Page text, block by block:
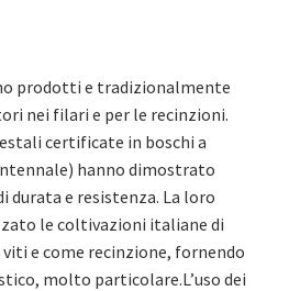
prodotti e tradizionalmente
nei filari e per le recinzioni.
certificate in boschi a
hanno dimostrato
durata e resistenza. La loro
le coltivazioni italiane di
e come recinzione, fornendo
molto particolare.L’uso dei